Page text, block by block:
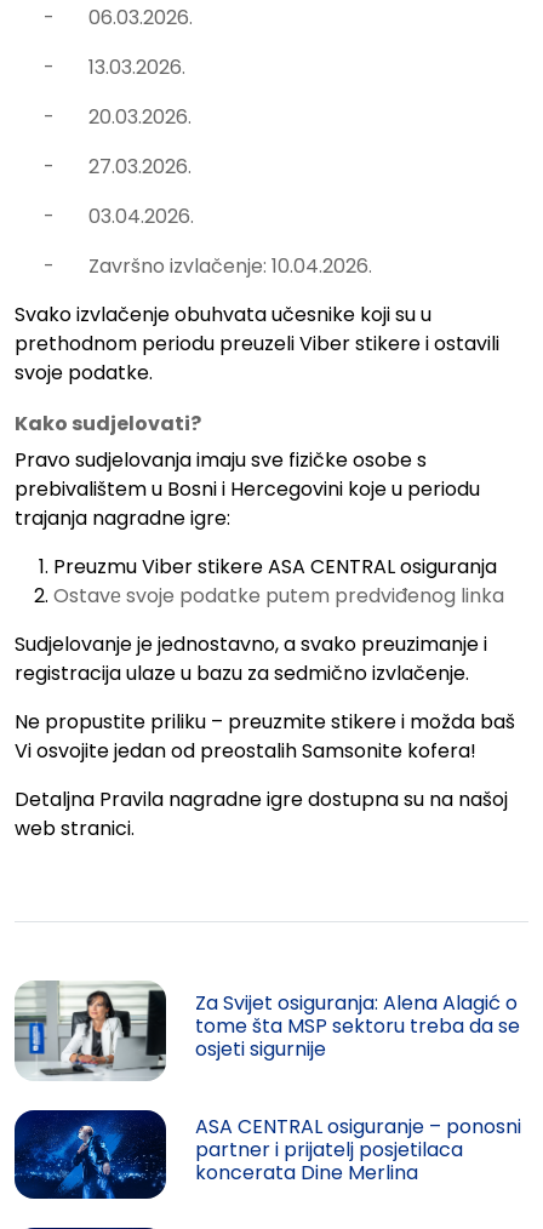
-
06.03.2026.
-
13.03.2026.
-
20.03.2026.
-
27.03.2026.
-
03.04.2026.
-
Završno izvlačenje: 10.04.2026.
Svako izvlačenje obuhvata učesnike koji su u
prethodnom periodu preuzeli Viber stikere i ostavili
svoje podatke.
Kako sudjelovati?
Pravo sudjelovanja imaju sve fizičke osobe s
prebivalištem u Bosni i Hercegovini koje u periodu
trajanja nagradne igre:
Preuzmu Viber stikere ASA CENTRAL osiguranja
Ostavеsvoje podatke putem predviđenog linka
Sudjelovanje je jednostavno, a svako preuzimanje i
registracija ulaze u bazu za sedmično izvlačenje.
Ne propustite priliku – preuzmite stikere i možda baš
Vi osvojite jedan od preostalih Samsonite kofera!
Detaljna Pravila nagradne igre dostupna su na našoj
web stranici.
Za Svijet osiguranja: Alena Alagić o
tome šta MSP sektoru treba da se
osjeti sigurnije
ASA CENTRAL osiguranje – ponosni
partner i prijatelj posjetilaca
koncerata Dine Merlina